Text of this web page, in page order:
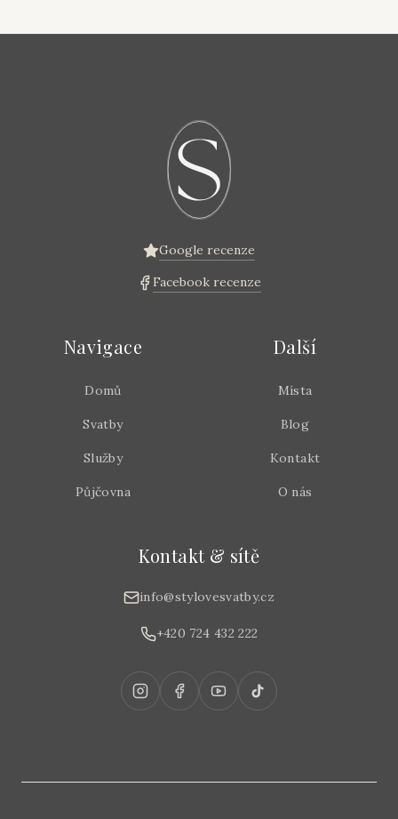
Google recenze
Facebook recenze
Navigace
Domů
Svatby
Služby
Půjčovna
Další
Místa
Blog
Kontakt
O nás
Kontakt & sítě
info@stylovesvatby.cz
+420 724 432 222